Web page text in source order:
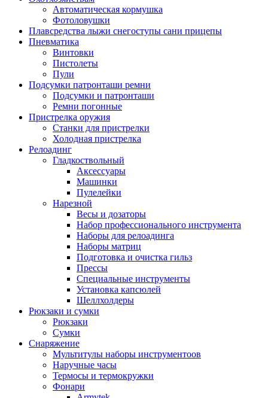
Автоматическая кормушка
Фотоловушки
Плавсредства лыжи снегоступы сани прицепы
Пневматика
Винтовки
Пистолеты
Пули
Подсумки патронташи ремни
Подсумки и патронташи
Ремни погонные
Пристрелка оружия
Станки для пристрелки
Холодная пристрелка
Релоадинг
Гладкоствольный
Аксессуары
Машинки
Пулелейки
Нарезной
Весы и дозаторы
Набор профессионального инструмента
Наборы для релоадинга
Наборы матриц
Подготовка и очистка гильз
Прессы
Специальные инструменты
Установка капсюлей
Шеллхолдеры
Рюкзаки и сумки
Рюкзаки
Сумки
Снаряжение
Мультитулы наборы инструментоов
Наручные часы
Термосы и термокружки
Фонари